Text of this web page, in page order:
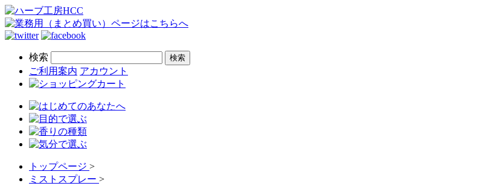
検索
ご利用案内 アカウント
トップページ >
ミストスプレー >